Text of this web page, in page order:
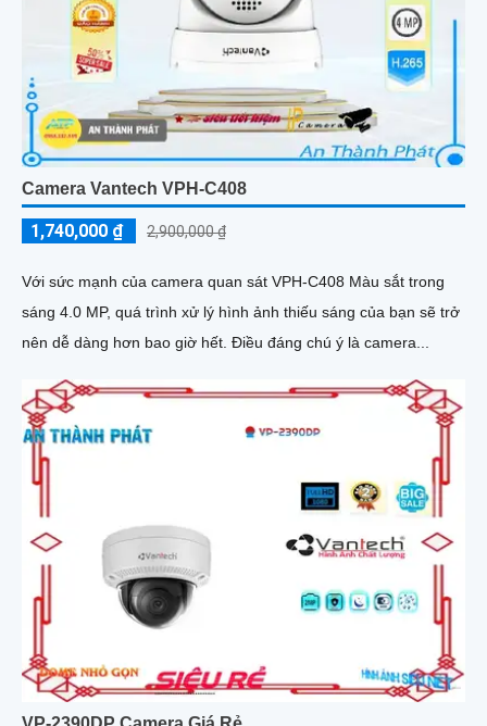
Camera Vantech VPH-C408
1,740,000 ₫ 2,900,000 ₫
Với sức mạnh của camera quan sát VPH-C408 Màu sắt trong
sáng 4.0 MP, quá trình xử lý hình ảnh thiếu sáng của bạn sẽ trở
nên dễ dàng hơn bao giờ hết. Điều đáng chú ý là camera...